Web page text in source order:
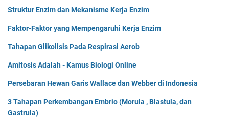
Struktur Enzim dan Mekanisme Kerja Enzim
Faktor-Faktor yang Mempengaruhi Kerja Enzim
Tahapan Glikolisis Pada Respirasi Aerob
Amitosis Adalah - Kamus Biologi Online
Persebaran Hewan Garis Wallace dan Webber di Indonesia
3 Tahapan Perkembangan Embrio (Morula , Blastula, dan
Gastrula)